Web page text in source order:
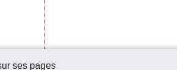
ses pages